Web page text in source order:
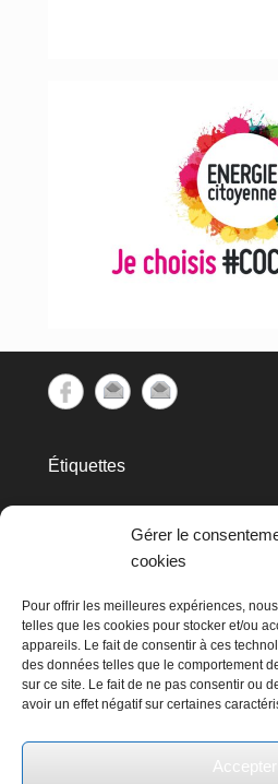
Gérer le
cookies
Pour offrir les meilleures expériences,
telles que les cookies pour stocker et/ou
appareils. Le fait de consentir à ces
des données telles que le comportement
sur ce site. Le fait de ne pas consentir ou
avoir un effet négatif sur certaines
Accepter
Étiquettes
Clavier Condruses
hydraulique HYDRO
hydroélectricité
Avins
mis en